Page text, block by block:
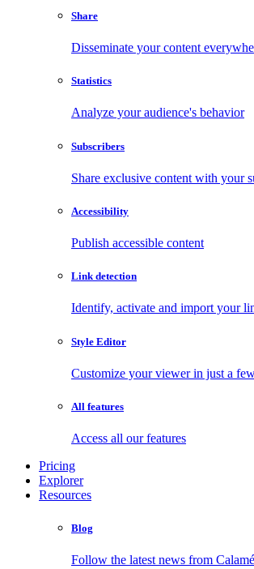
Share
Disseminate your content
Statistics
Analyze your audience's behavior
Subscribers
Share exclusive content with your
Accessibility
Publish accessible content
Link detection
Identify, activate and import your
Style Editor
Customize your viewer in just a
All features
Access all our features
Pricing
Explorer
Resources
Blog
Follow the latest news from